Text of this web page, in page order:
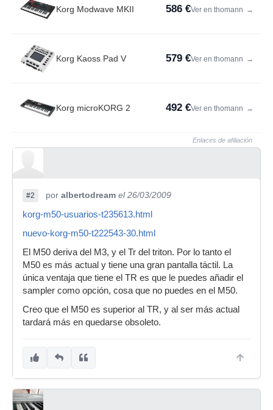
Korg Modwave MKII 586 €Ver en thomann →
Korg Kaoss Pad V 579 €Ver en thomann →
Korg microKORG 2 492 €Ver en thomann →
Enlaces de afiliación
#2 por albertodream el 26/03/2009
korg-m50-usuarios-t235613.html
nuevo-korg-m50-t222543-30.html
El M50 deriva del M3, y el Tr del triton. Por lo tanto el
M50 es más actual y tiene una gran pantalla táctil. La
única ventaja que tiene el TR es que le puedes añadir el
sampler como opción, cosa que no puedes en el M50.
Creo que el M50 es superior al TR, y al ser más actual
tardará más en quedarse obsoleto.